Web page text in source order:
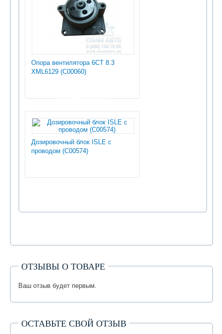
Опора вентилятора 6СТ 8.3
XML6129 (С00060)
535 950.00 руб
Дозировочный блок ISLE с
проводом (С00574)
ОТЗЫВЫ О ТОВАРЕ
Ваш отзыв будет первым.
ОСТАВЬТЕ СВОЙ ОТЗЫВ